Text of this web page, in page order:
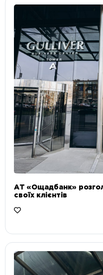
АТ «Ощадбанк»
своїх клієнтів